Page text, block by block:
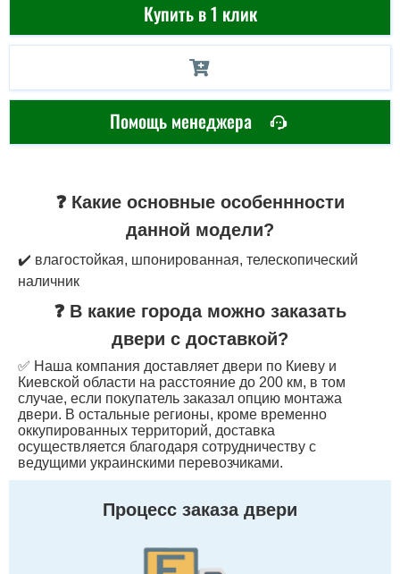
Купить в 1 клик
Помощь менеджера
❓ Какие основные особеннности
данной модели?
✔️ влагостойкая, шпонированная, телескопический
наличник
❓ В какие города можно заказать
двери с доставкой?
✅ Наша компания доставляет двери по Киеву и
Киевской области на расстояние до 200 км, в том
случае, если покупатель заказал опцию монтажа
двери. В остальные регионы, кроме временно
оккупированных территорий, доставка
осуществляется благодаря сотрудничеству с
ведущими украинскими перевозчиками.
Процесс заказа двери